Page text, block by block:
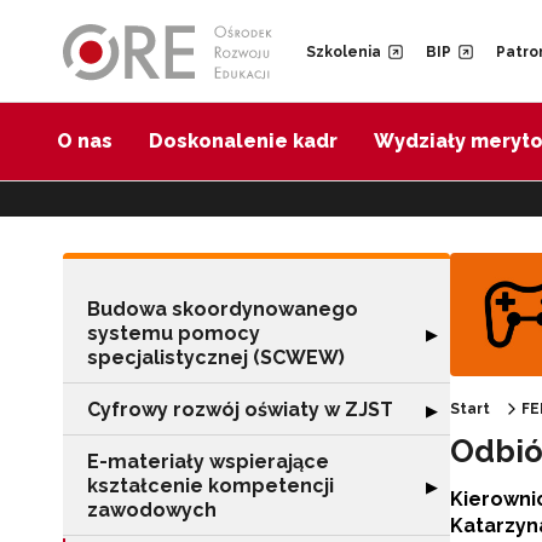
Szkolenia BIP
O nas Doskonalenie kadr Wydziały
Budowa skoordynowanego
systemu pomocy
specjalistycznej (SCWEW)
Rozwiń sekcję
▶
Cyfrowy rozwój oświaty w ZJST Rozwiń sekcję
▶
E-materiały wspierające
kształcenie kompetencji
zawodowych
Rozwiń sekcję
▶
Start